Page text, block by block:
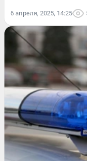
6 апреля, 2025, 14:25